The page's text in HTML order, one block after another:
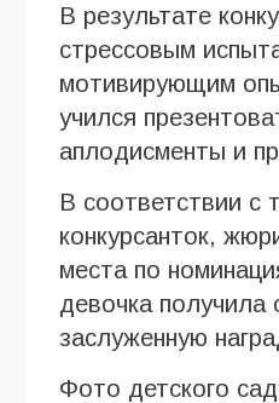
В результате
стрессовым
мотивирующим
учился
аплодисменты и
В соответствии с
конкурсанток,
места по
девочка получила
заслуженную
Фото детского